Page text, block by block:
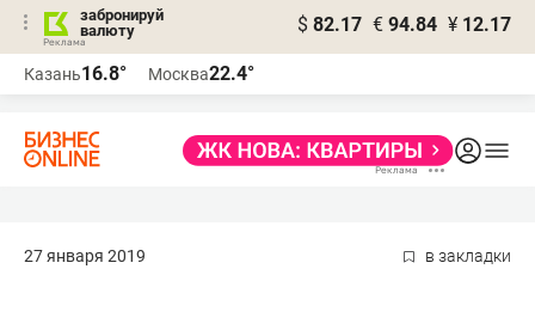
забронируй
валюту
$ 82.17 € 94.84 ¥ 12.17
Казань16.8° Москва22.4°
27 января 2019 в закладки